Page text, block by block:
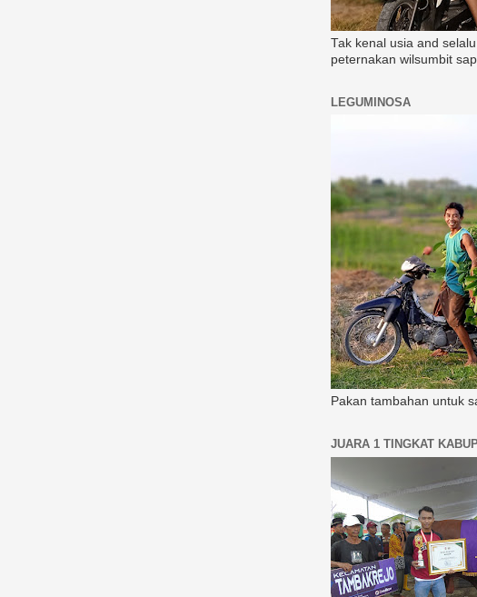
Tak kenal usia and
peternakan wilsumbit
LEGUMINOSA
Pakan tambahan untuk
JUARA 1 TINGKAT